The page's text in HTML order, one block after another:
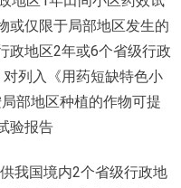
或仅限于局部地区发生的
政地区2年或6个省级行政
列入《用药短缺特色小
部地区种植的作物可提
验报告
我国境内2个省级行政地